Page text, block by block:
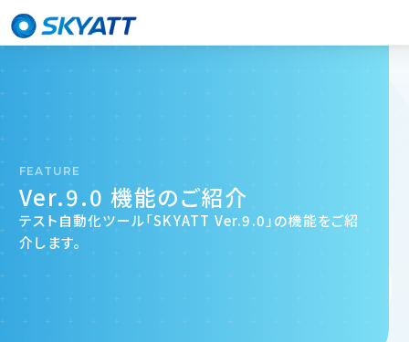
FEATURE
Ver.9.0 機能のご紹介
テスト自動化ツール「SKYATT Ver.9.0」の機能をご紹
介します。